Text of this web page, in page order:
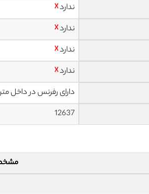
ندارد☓
ندارد☓
ندارد☓
ندارد☓
دارای رفرنس در داخل
12637